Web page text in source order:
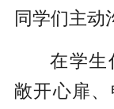
同学们主动
在学生
敞开心扉、